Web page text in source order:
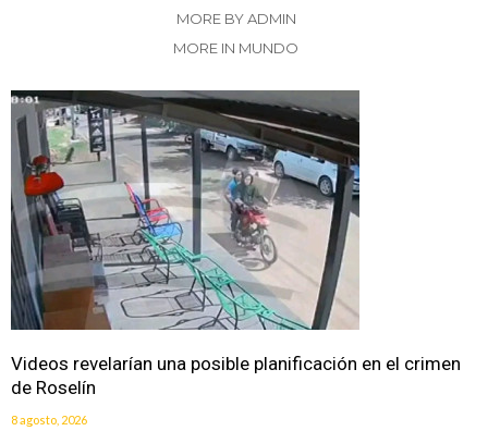
MORE BY ADMIN
MORE IN MUNDO
Videos revelarían una posible planificación en el crimen
de Roselín
8 agosto, 2026